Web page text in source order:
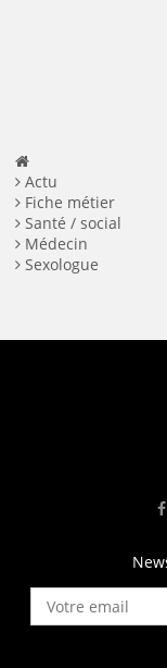
Actu
Fiche métier
Santé / social
Médecin
Sexologue